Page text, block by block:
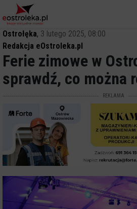
Ostrołęka, 3 lutego 2025, 08:00
Redakcja eOstroleka.pl
Ferie zimowe w
sprawdź, co można
REKLAMA